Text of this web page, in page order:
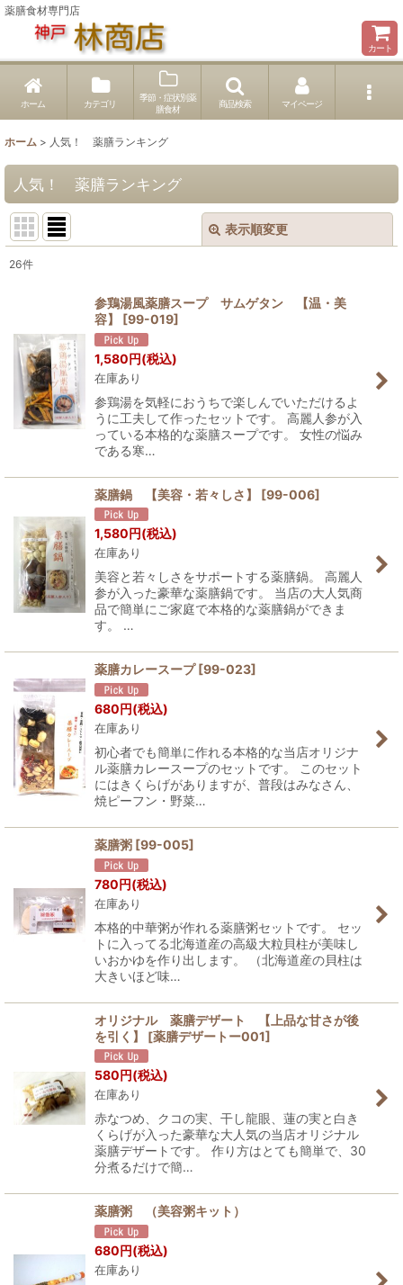
薬膳食材専門店
カート
ホーム カテゴリ
季節・症状別薬
膳食材
商品検索 マイページ
ホーム > 人気！ 薬膳ランキング
人気！ 薬膳ランキング
表示順変更
並び順:
26件
参鶏湯風薬膳スープ サムゲタン 【温・美
容】
[99-019]
1,580円(税込)
在庫あり
参鶏湯を気軽におうちで楽しんでいただけるよ
うに工夫して作ったセットです。 高麗人参が入
っている本格的な薬膳スープです。 女性の悩み
である寒…
薬膳鍋 【美容・若々しさ】 [99-006]
1,580円(税込)
在庫あり
美容と若々しさをサポートする薬膳鍋。 高麗人
参が入った豪華な薬膳鍋です。 当店の大人気商
品で簡単にご家庭で本格的な薬膳鍋ができま
す。 …
薬膳カレースープ [99-023]
680円(税込)
在庫あり
初心者でも簡単に作れる本格的な当店オリジナ
ル薬膳カレースープのセットです。 このセット
にはきくらげがありますが、普段はみなさん、
焼ピーフン・野菜…
薬膳粥 [99-005]
780円(税込)
在庫あり
本格的中華粥が作れる薬膳粥セットです。 セッ
トに入ってる北海道産の高級大粒貝柱が美味し
いおかゆを作り出します。 （北海道産の貝柱は
大きいほど味…
オリジナル 薬膳デザート 【上品な甘さが後
を引く】
[薬膳デザートー001]
580円(税込)
在庫あり
赤なつめ、クコの実、干し龍眼、蓮の実と白き
くらげが入った豪華な大人気の当店オリジナル
薬膳デザートです。 作り方はとても簡単で、30
分煮るだけで簡…
薬膳粥 （美容粥キット）
680円(税込)
在庫あり